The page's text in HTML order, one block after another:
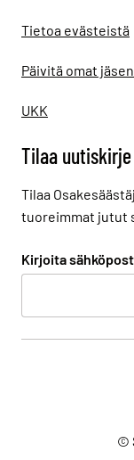
Tietoa evästeistä
Päivitä omat
UKK
Tilaa uutiskirje
Tilaa
tuoreimmat jutut
Kirjoita
©